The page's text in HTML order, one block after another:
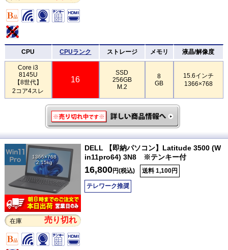
CPU CPUランク ストレージ メモリ 液晶/解像度
Core i3
8145U
【8世代】
2コア4スレ
16
SSD
256GB
M.2
8
GB
15.6インチ
1366×768
1366×768
2.15kg
在庫 売り切れ
DELL 【即納パソコン】Latitude 3500 (W
in11pro64) 3N8 ※テンキー付
16,800円(税込) 送料 1,100円
テレワーク推奨